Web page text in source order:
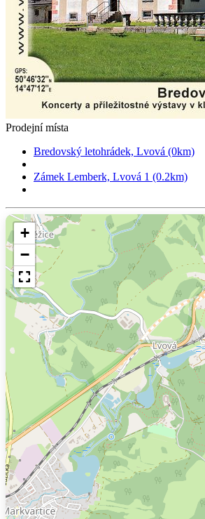
Prodejní místa
Bredovský letohrádek, Lvová (0km)
Zámek Lemberk, Lvová 1 (0.2km)
+
−